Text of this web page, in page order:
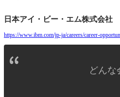
日本アイ・ビー・エム株式会社
https://www.ibm.com/jp-ja/careers/career-
どんな